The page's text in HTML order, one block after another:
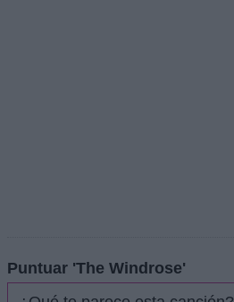
Puntuar 'The Windrose'